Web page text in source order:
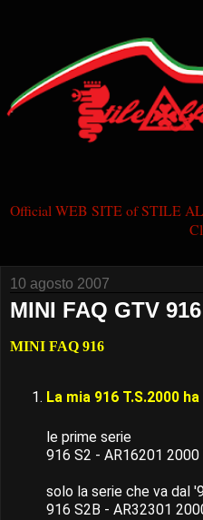
Official WEB SITE of STILE
10 agosto 2007
MINI FAQ GTV 916
MINI FAQ 916
La mia 916 T.S.2000
le prime serie
916 S2 - AR16201
solo la serie che va dal
916 S2B - AR32301